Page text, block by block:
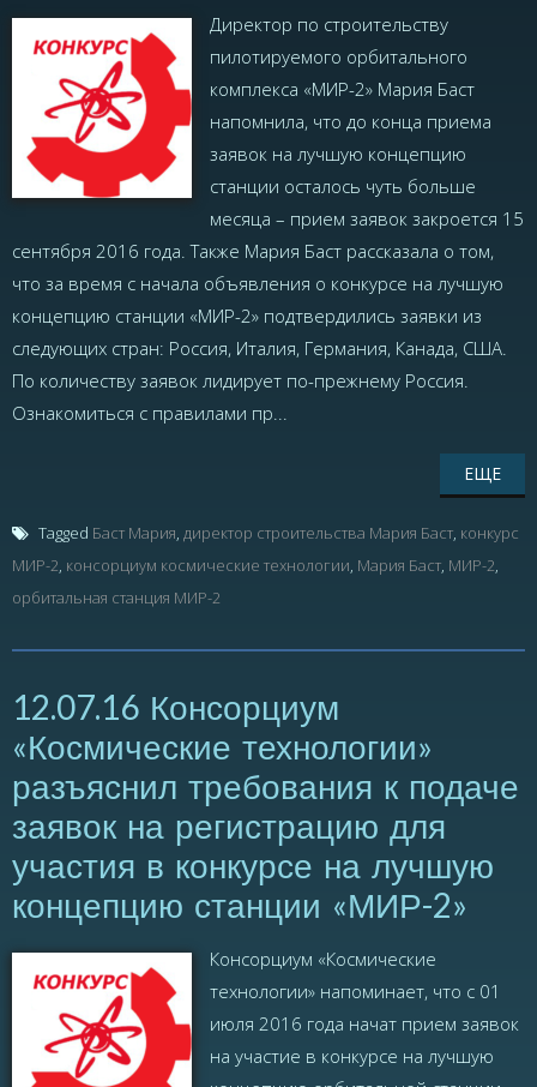
Директор по строительству
пилотируемого орбитального
комплекса «МИР-2» Мария Баст
напомнила, что до конца приема
заявок на лучшую концепцию
станции осталось чуть больше
месяца – прием заявок закроется 15
сентября 2016 года. Также Мария Баст рассказала о том,
что за время с начала объявления о конкурсе на лучшую
концепцию станции «МИР-2» подтвердились заявки из
следующих стран: Россия, Италия, Германия, Канада, США.
По количеству заявок лидирует по-прежнему Россия.
Ознакомиться с правилами пр...
ЕЩЕ
Tagged Баст Мария директор строительства Мария Баст конкурс
МИР-2 консорциум космические технологии Мария Баст МИР-2
орбитальная станция МИР-2
12.07.16 Консорциум
«Космические технологии»
разъяснил требования к подаче
заявок на регистрацию для
участия в конкурсе на лучшую
концепцию станции «МИР-2»
Консорциум «Космические
технологии» напоминает, что с 01
июля 2016 года начат прием заявок
на участие в конкурсе на лучшую